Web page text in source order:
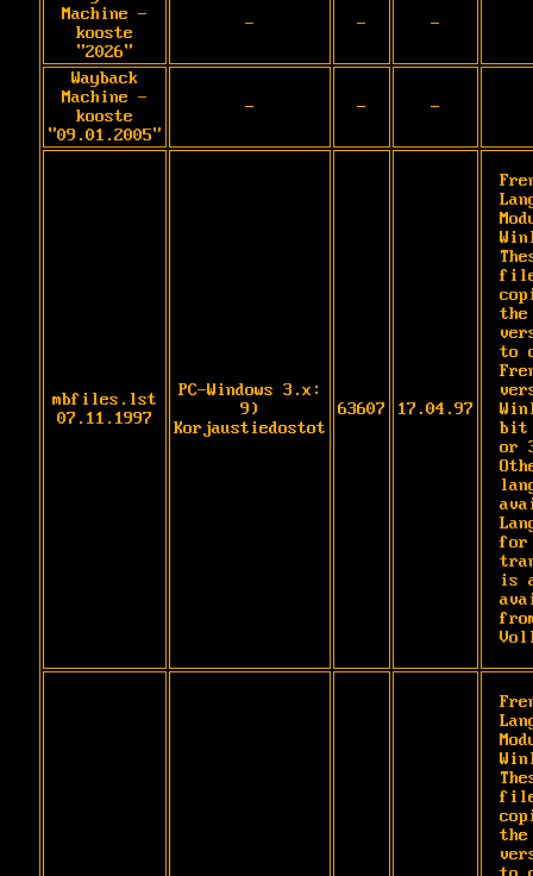
Machine -
kooste
"2026"
- - -
Wayback
Machine -
kooste
"09.01.2005"
- - -
mbfiles.lst
07.11.1997
PC-Windows 3.x:
9)
Korjaustiedostot
63607 17.04.97
the
to
bit
or
for
is
the